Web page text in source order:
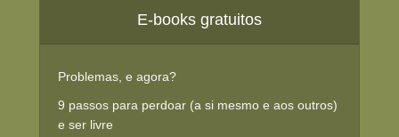
E-books gratuitos
Problemas, e agora?
9 passos para perdoar (a si mesmo e aos outros)
e ser livre